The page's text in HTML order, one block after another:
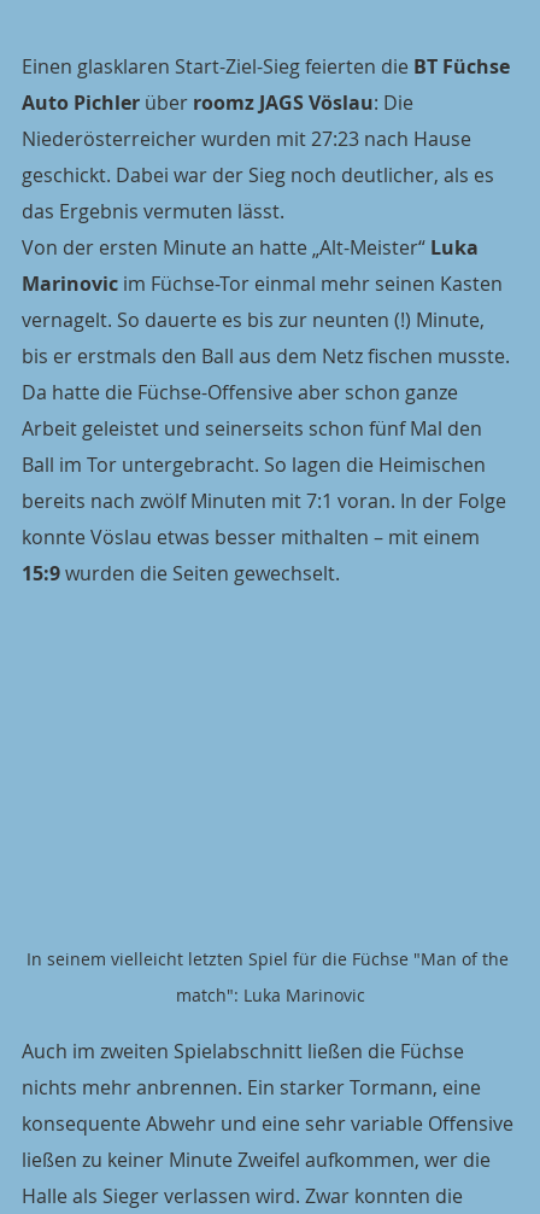
Einen glasklaren Start-Ziel-Sieg feierten die BT Füchse
Auto Pichler über roomz JAGS Vöslau: Die
Niederösterreicher wurden mit 27:23 nach Hause
geschickt. Dabei war der Sieg noch deutlicher, als es
das Ergebnis vermuten lässt.
Von der ersten Minute an hatte „Alt-Meister“ Luka
Marinovic im Füchse-Tor einmal mehr seinen Kasten
vernagelt. So dauerte es bis zur neunten (!) Minute,
bis er erstmals den Ball aus dem Netz fischen musste.
Da hatte die Füchse-Offensive aber schon ganze
Arbeit geleistet und seinerseits schon fünf Mal den
Ball im Tor untergebracht. So lagen die Heimischen
bereits nach zwölf Minuten mit 7:1 voran. In der Folge
konnte Vöslau etwas besser mithalten – mit einem
15:9 wurden die Seiten gewechselt.
In seinem vielleicht letzten Spiel für die Füchse "Man of the
match": Luka Marinovic
Auch im zweiten Spielabschnitt ließen die Füchse
nichts mehr anbrennen. Ein starker Tormann, eine
konsequente Abwehr und eine sehr variable Offensive
ließen zu keiner Minute Zweifel aufkommen, wer die
Halle als Sieger verlassen wird. Zwar konnten die